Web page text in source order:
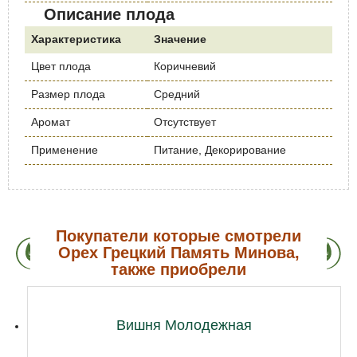
Описание плода
Характеристика Значение
Цвет плода Коричневий
Размер плода Средний
Аромат Отсутствует
Применение Питание, Декорирование
Покупатели которые смотрели
Орех Грецкий Память Минова,
также приобрели
Вишня Молодежная